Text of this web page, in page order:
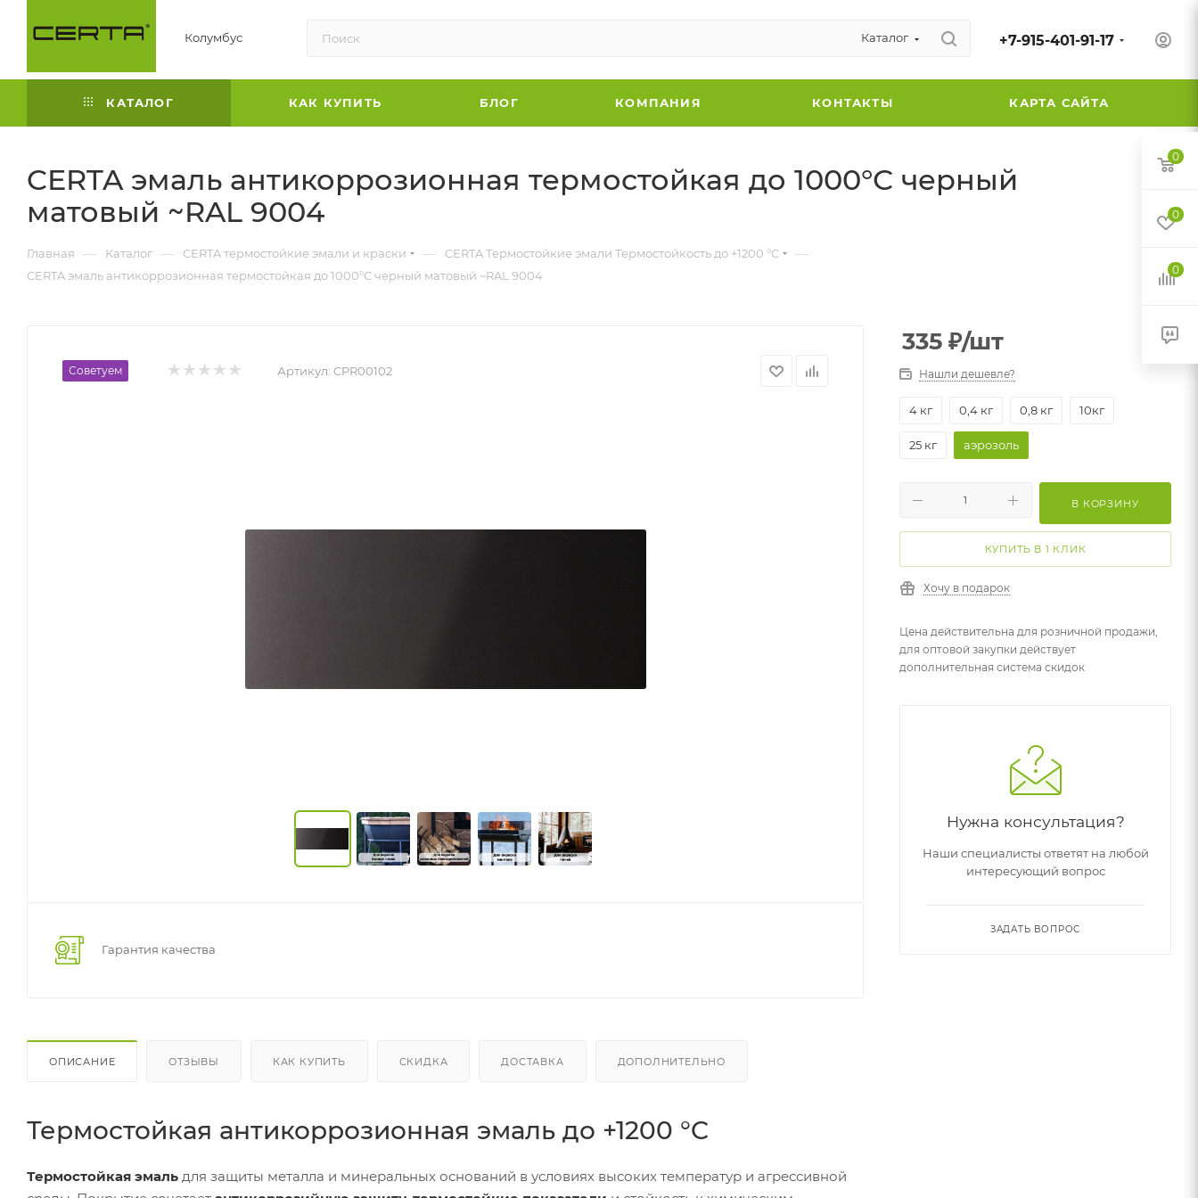
Колумбус Каталог +7-915-401-91-17
КАТАЛОГ КАК КУПИТЬ БЛОГ КОМПАНИЯ КОНТАКТЫ КАРТА САЙТА
CERTA эмаль антикоррозионная термостойкая до 1000°С черный
матовый ~RAL 9004
Главная — Каталог — CERTA термостойкие эмали и краски — CERTA Термостойкие эмали Термостойкость до +1200 °C —
CERTA эмаль антикоррозионная термостойкая до 1000°С черный матовый ~RAL 9004
Советуем Артикул: CPR00102
Гарантия качества
ОПИСАНИЕ ОТЗЫВЫ КАК КУПИТЬ СКИДКА ДОСТАВКА ДОПОЛНИТЕЛЬНО
Термостойкая антикоррозионная эмаль до +1200 °C
Термостойкая эмаль для защиты металла и минеральных оснований в условиях высоких температур и агрессивной
335 ₽/шт
Нашли дешевле?
4 кг 0,4 кг 0,8 кг 10кг
25 кг аэрозоль
В КОРЗИНУ
КУПИТЬ В 1 КЛИК
Хочу в подарок
Цена действительна для розничной продажи,
для оптовой закупки действует
дополнительная система скидок
Нужна консультация?
Наши специалисты ответят на любой
интересующий вопрос
ЗАДАТЬ ВОПРОС
0
0
0